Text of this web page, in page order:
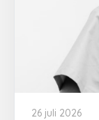
26 juli 2026